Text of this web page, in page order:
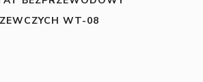
WT-08